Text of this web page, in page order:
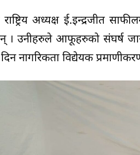
अध्यक्ष ई.इन्द्रजीत
उनीहरुले आफूहरुको संघर्ष
नागरिकता विद्येयक